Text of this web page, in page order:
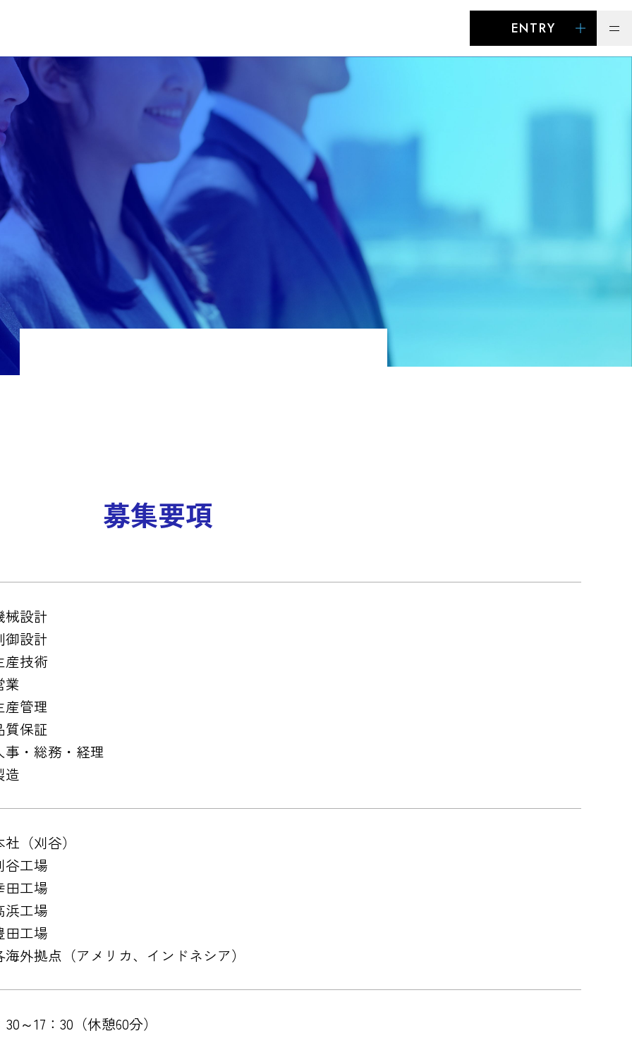
ENTRY
Menu
アスカを知る
アスカってどんな会社？
未来を動かす、アスカのフィールド
自動車部品事業
制御システム事業
ロボットシステム事業
ヒトを知る
先輩社員インタビュー
先輩社員01（機械設計）
先輩社員02（制御設計）
先輩社員03（生産技術）
若手同期座談会
働く環境
安心と成長のサポート
採用情報 高校生の方はこちら
募集要項
械設計
御設計
産技術
業
産管理
質保証
事・総務・経理
造
社（刈谷）
谷工場
田工場
浜工場
田工場
海外拠点（アメリカ、インドネシア）
30～17：30（休憩60分）